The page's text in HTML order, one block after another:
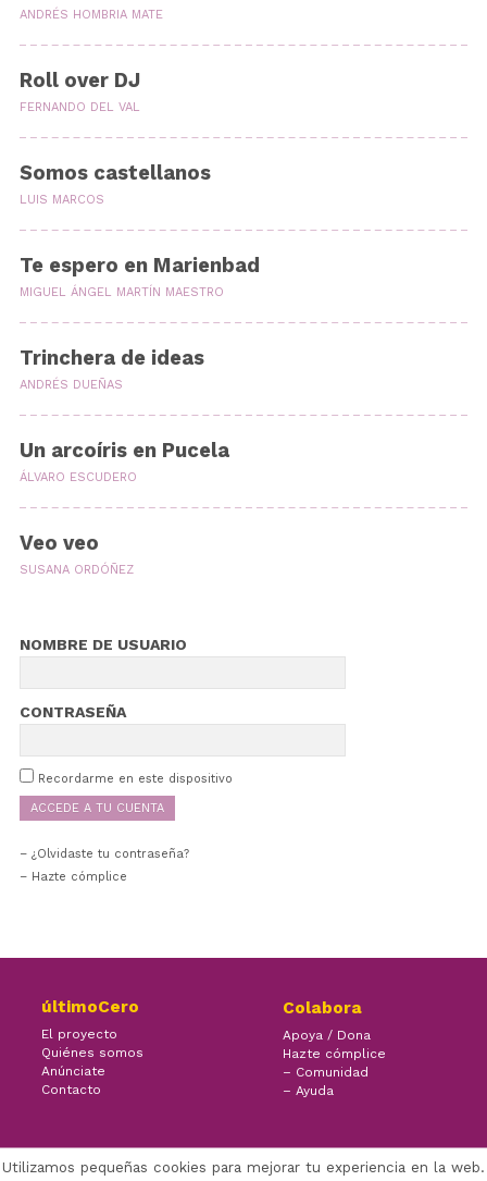
ANDRÉS HOMBRIA MATE
Roll over DJ
FERNANDO DEL VAL
Somos castellanos
LUIS MARCOS
Te espero en Marienbad
MIGUEL ÁNGEL MARTÍN MAESTRO
Trinchera de ideas
ANDRÉS DUEÑAS
Un arcoíris en Pucela
ÁLVARO ESCUDERO
Veo veo
SUSANA ORDÓÑEZ
NOMBRE DE USUARIO
CONTRASEÑA
Recordarme en este dispositivo
¿Olvidaste tu contraseña?
– Hazte cómplice
últimoCero
El proyecto
Quiénes somos
Anúnciate
Contacto
Colabora
Apoya / Dona
Hazte cómplice
– Comunidad
– Ayuda
Utilizamos pequeñas cookies para mejorar tu experiencia en la web.